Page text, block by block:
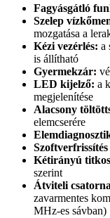
Fagyásgátló
Szelep
mozgatása a
Kézi vezérlés: a
is állítható
Gyermekzár:
LED kijelző: a
megjelenítése
Alacsony
elemcserére
Kétirányú
szerint
Átviteli
zavarmentes
MHz-es sávban)